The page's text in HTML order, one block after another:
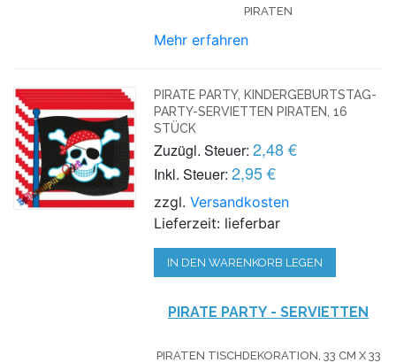
PIRATEN
Mehr erfahren
PIRATE PARTY, KINDERGEBURTSTAG-
PARTY-SERVIETTEN PIRATEN, 16
STÜCK
Zuzügl. Steuer: 2,48 €
Inkl. Steuer: 2,95 €
zzgl.Versandkosten
Lieferzeit: lieferbar
IN DEN WARENKORB LEGEN
PIRATE PARTY - SERVIETTEN
PIRATEN TISCHDEKORATION, 33 CM X 33